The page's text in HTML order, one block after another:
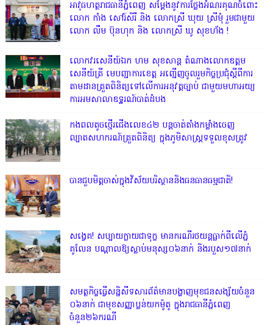
អាវុធហត្ថរាជធានីភ្នំពេញ សម្តែងនូវការថ្លែងអំណរគុណចំពោះ
លោក កាំង សៅរ៍សិរី និង លោកស្រី ឃុយ ស្រីមុំ រួមជាមួយ
លោក លឹម ប៊ុនហុក និង លោកស្រី ឃូ សុខហ័ង !
លោក​វរសេនីយ៍ឯក​ ហម​ សុខសាន្ត តំណាង​លោកឧត្តម
សេនីយ៍ត្រី មេបញ្ជាការ​ខេត្ត អញ្ជេីញចូលរួមកិច្ចប្រជុំស្ដីពីការ
តាមដានត្រួតពិនិត្យទៅលេីការអនុវត្តច្បាប់​ ជាមួយមហាអយ្យ
ការអមសាលាឧទ្ឋរណ៍បាត់ដំបង
កងពលតូចថ្មើរជើងលេខ៤២ បន្តចាត់តាំងកម្លាំងចេញ
ល្បាតសហករណ៍ត្រួតពិនិត្យ ក្នុងភូមិសាស្រ្តទទួលខុសត្រូវ
បានជួបមិត្តចាស់ក្នុងវិស័យបរិស្ថាននិងធនធានធម្មជាតិ!
សង្វេគ! សប្បាយក្លាយជាទុក្ខ មានករណីរថយន្តធ្លាក់ពីលើភ្នំ
គូលែន បណ្ដាលឱ្យស្លាប់មនុស្ស០៦នាក់ និងរបួស១៧នាក់
សមត្ថកិច្ចធ្វើសន្និសីទសារព័ត៌មានបង្ហាញមុខជនសង្ស័យចំនួន
០៦នាក់ ជាមុខសញ្ញាប្លន់យកម៉ូតូ ក្នុងរាជធានីភ្នំពេញ
ចំនួន២៦ករណី